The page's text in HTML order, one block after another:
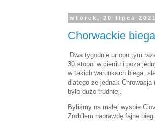
wtorek, 20 lipca 2021
Chorwackie
Dwa tygodnie urlopu tym
30 stopni w cieniu i poza
w takich warunkach biega,
dlatego że jednak
było dużo trudniej.
Byliśmy na małej wyspie
Zrobiłem naprawdę fajne